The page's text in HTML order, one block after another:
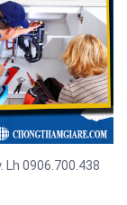
0906.700.438